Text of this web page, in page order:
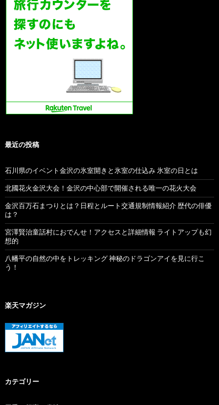
最近の投稿
石川県のイベント金沢の氷室開きと氷室の仕込み 氷室の日とは
北國花火金沢大会！金沢の中心部で開催される唯一の花火大会
金沢百万石まつりとは？日程とルート交通規制情報紹介 歴代の俳優
は？
宮澤賢治童話村におでんせ！アクセスと詳細情報 ライトアップも幻
想的
八幡平の自然の中をトレッキング 神秘のドラゴンアイを見に行こ
う！
楽天マガジン
カテゴリー